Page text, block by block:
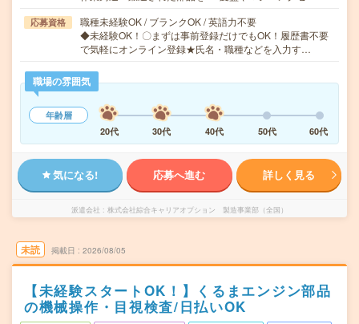
応募資格
職種未経験OK / ブランクOK / 英語力不要
◆未経験OK！〇まずは事前登録だけでもOK！履歴書不要
で気軽にオンライン登録★氏名・職種などを入力す…
職場の雰囲気
年齢層
20代
30代 40代 50代 60代
気になる! 応募へ進む 詳しく見る
派遣会社 株式会社綜合キャリアオプション 製造事業部（全国）
未読 掲載日 2026/08/05
【未経験スタートOK！】くるまエンジン部品
の機械操作・目視検査/日払いOK